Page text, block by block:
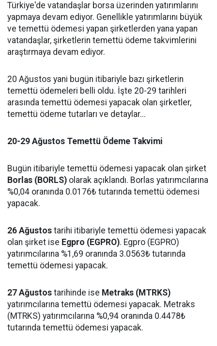
Türkiye'de vatandaşlar borsa üzerinden yatırımlarını
yapmaya devam ediyor. Genellikle yatırımlarını büyük
ve temettü ödemesi yapan şirketlerden yana yapan
vatandaşlar, şirketlerin temettü ödeme takvimlerini
araştırmaya devam ediyor.
20 Ağustos yani bugün itibariyle bazı şirketlerin
temettü ödemeleri belli oldu. İşte 20-29 tarihleri
arasında temettü ödemesi yapacak olan şirketler,
temettü ödeme tutarları ve detaylar...
20-29 Ağustos Temettü Ödeme Takvimi
Bugün itibariyle temettü ödemesi yapacak olan şirket
Borlas (BORLS) olarak açıklandı. Borlas yatırımcılarına
%0,04 oranında 0.0176₺ tutarında temettü ödemesi
yapacak.
26 Ağustos tarihi itibariyle temettü ödemesi yapacak
olan şirket ise Egpro (EGPRO). Egpro (EGPRO)
yatırımcılarına %1,69 oranında 3.0563₺ tutarında
temettü ödemesi yapacak.
27 Ağustos tarihinde ise Metraks (MTRKS)
yatırımcılarına temettü ödemesi yapacak. Metraks
(MTRKS) yatırımcılarına %0,94 oranında 0.4478₺
tutarında temettü ödemesi yapacak.